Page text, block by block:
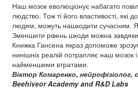
Наш мозок еволюціонує набагато
людство. Тож ті його властивості, які
людям, можуть нашкодити сучасним.
Зменшити рівень шкоди можна
Книжка Гансена якраз допоможе
нинішніх реалій потрапляє наш мозок і
найменшими втратами.
Віктор Комаренко, нейрофізіолог,
Beehiveor Academy and R&D Labs